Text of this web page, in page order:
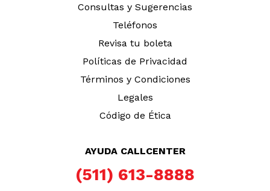
Consultas y Sugerencias
Teléfonos
Revisa tu boleta
Políticas de Privacidad
Términos y Condiciones
Legales
Código de Ética
AYUDA CALLCENTER
(511) 613-8888